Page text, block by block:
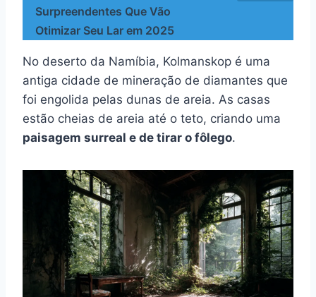
Surpreendentes Que Vão
Otimizar Seu Lar em 2025
No deserto da Namíbia, Kolmanskop é uma
antiga cidade de mineração de diamantes que
foi engolida pelas dunas de areia. As casas
estão cheias de areia até o teto, criando uma
paisagem surreal e de tirar o fôlego.